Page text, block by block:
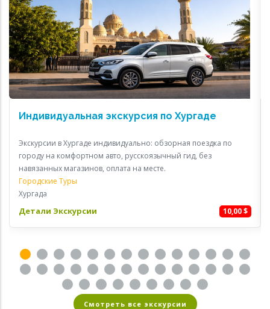
Индивидуальная экскурсия по Хургаде
Экскурсии в Хургаде индивидуально: обзорная поездка по
городу на комфортном авто, русскоязычный гид, без
навязанных магазинов, оплата на месте.
Городские Туры
Хургада
Детали Экскурсии 10,00 $
Смотреть все экскурсии